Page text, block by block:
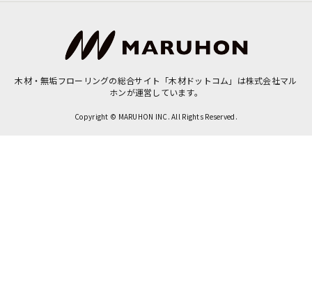
木材・無垢フローリングの総合サイト「木材ドットコム」は株式会社マル
ホンが運営しています。
Copyright © MARUHON INC. All Rights Reserved.